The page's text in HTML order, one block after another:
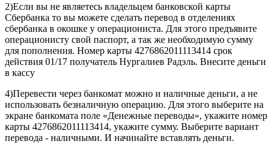
2)Если вы не являетесь владельцем банковской карты
Сбербанка то вы можете сделать перевод в отделениях
сбербанка в окошке у операциониста. Для этого предъявите
операционисту свой паспорт, а так же необходимую сумму
для пополнения. Номер карты 4276862011113414 срок
действия 01/17 получатель Нургалиев Радэль. Внесите деньги
в кассу
4)Перевести через банкомат можно и наличные деньги, а не
использовать безналичную операцию. Для этого выберите на
экране банкомата поле «Денежные переводы», укажите номер
карты 4276862011113414, укажите сумму. Выберите вариант
перевода - наличными. И начинайте вставлять деньги.